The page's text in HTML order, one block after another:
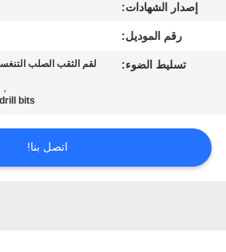
اقتباس
إصدار الشهادات:
رقم الموديل:
تسليط الضوء:
لقم الثقب الصلب
,
bits
اتصل بنا!